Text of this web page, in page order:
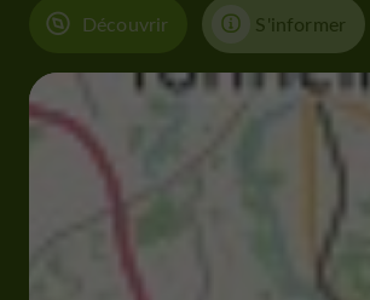
Découvrir S'informer